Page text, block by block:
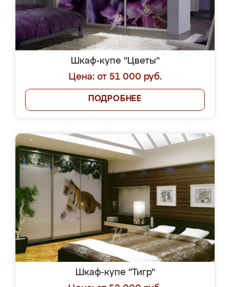
Шкаф-купе "Цветы"
Цена: от 51 000 руб.
ПОДРОБНЕЕ
Шкаф-купе "Тигр"